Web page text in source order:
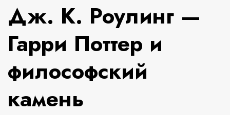
Дж. К. Роулинг —
Гарри Поттер и
философский
камень